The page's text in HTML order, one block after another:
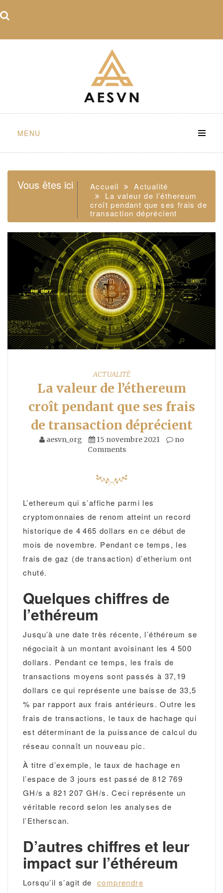
to
MENU
Vous êtes ici Accueil
Actualité
La valeur de l’éthereum
croît pendant que ses frais de
transaction déprécient
ACTUALITÉ
La valeur de l’éthereum
croît pendant que ses frais
de transaction déprécient
aesvn_org 15 novembre 2021
no
Comments
L’ethereum qui s’affiche parmi les
cryptomonnaies de renom atteint un record
historique de 4 465 dollars en ce début de
mois de novembre. Pendant ce temps, les
frais de gaz (de transaction) d’etherium ont
chuté.
Quelques chiffres de
l’ethéreum
Jusqu’à une date très récente, l’éthéreum se
négociait à un montant avoisinant les 4 500
dollars. Pendant ce temps, les frais de
transactions moyens sont passés à 37,19
dollars ce qui représente une baisse de 33,5
% par rapport aux frais antérieurs. Outre les
frais de transactions, le taux de hachage qui
est déterminant de la puissance de calcul du
réseau connaît un nouveau pic.
À titre d’exemple, le taux de hachage en
l’espace de 3 jours est passé de 812 769
GH/s a 821 207 GH/s. Ceci représente un
véritable record selon les analyses de
l’Etherscan.
D’autres chiffres et leur
impact sur l’éthéreum
Lorsqu’il s’agit de comprendre